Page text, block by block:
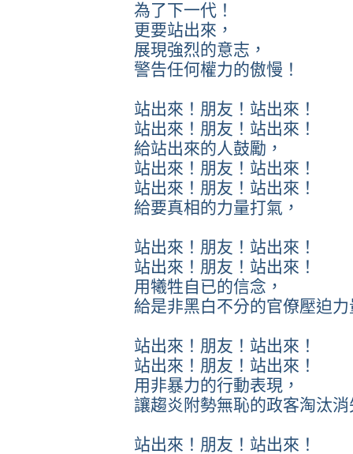
為了下一代！
更要站出來，
展現強烈的意志，
警告任何權力的傲慢！
站出來！朋友！站出來！
站出來！朋友！站出來！
給站出來的人鼓勵，
站出來！朋友！站出來！
站出來！朋友！站出來！
給要真相的力量打氣，
站出來！朋友！站出來！
站出來！朋友！站出來！
用犧牲自已的信念，
給是非黑白不分的官僚壓迫力
站出來！朋友！站出來！
站出來！朋友！站出來！
用非暴力的行動表現，
讓趨炎附勢無恥的政客淘汰消
站出來！朋友！站出來！